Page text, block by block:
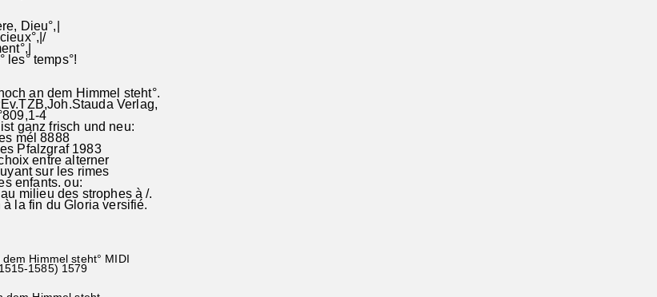
Dieu°,|
les° temps°!
an dem Himmel steht°.
Verlag,
4
ganz frisch und neu:
mél 8888
Pfalzgraf 1983
entre alterner
sur les rimes
enfants. ou:
milieu des strophes à /.
la fin du Gloria versifié.
Himmel steht° MIDI
1585) 1579